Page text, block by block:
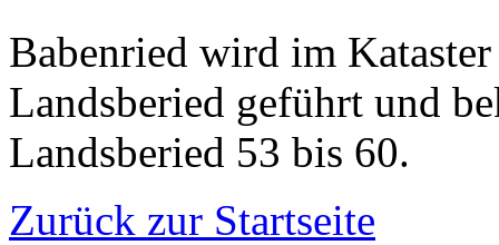
Babenried wird im
Landsberied geführt und
Landsberied 53 bis 60.
Zurück zur Startseite